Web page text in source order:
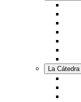
La Cátedra